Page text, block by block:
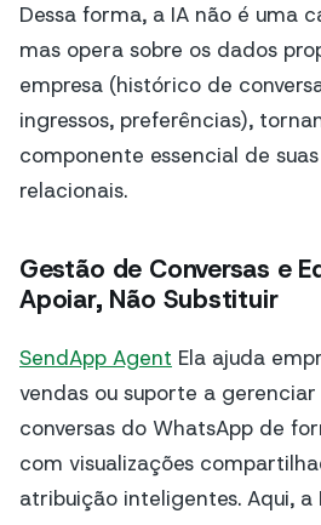
Dessa forma, a IA não é uma
mas opera sobre os dados
empresa (histórico de
ingressos, preferências),
componente essencial de
relacionais.
Gestão de Conversas e
Apoiar, Não Substituir
SendApp Agent Ela ajuda
vendas ou suporte a
conversas do WhatsApp de
com visualizações
atribuição inteligentes. Aqui, a